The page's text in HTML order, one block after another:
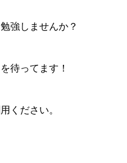
強しませんか？
待ってます！
ください。